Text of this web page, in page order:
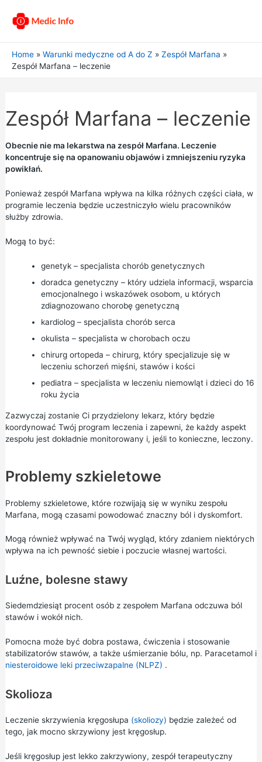
Home Warunki medyczne od A do Z
Zespół Marfana
Zespół Marfana – leczenie
Zespół Marfana – leczenie
Obecnie nie ma lekarstwa na zespół Marfana. Leczenie
koncentruje się na opanowaniu objawów i zmniejszeniu ryzyka
powikłań.
Ponieważ zespół Marfana wpływa na kilka różnych części ciała, w
programie leczenia będzie uczestniczyło wielu pracowników
służby zdrowia.
Mogą to być:
genetyk – specjalista chorób genetycznych
doradca genetyczny – który udziela informacji, wsparcia
emocjonalnego i wskazówek osobom, u których
zdiagnozowano chorobę genetyczną
kardiolog – specjalista chorób serca
okulista – specjalista w chorobach oczu
chirurg ortopeda – chirurg, który specjalizuje się w
leczeniu schorzeń mięśni, stawów i kości
pediatra – specjalista w leczeniu niemowląt i dzieci do 16
roku życia
Zazwyczaj zostanie Ci przydzielony lekarz, który będzie
koordynować Twój program leczenia i zapewni, że każdy aspekt
zespołu jest dokładnie monitorowany i, jeśli to konieczne, leczony.
Problemy szkieletowe
Problemy szkieletowe, które rozwijają się w wyniku zespołu
Marfana, mogą czasami powodować znaczny ból i dyskomfort.
Mogą również wpływać na Twój wygląd, który zdaniem niektórych
wpływa na ich pewność siebie i poczucie własnej wartości.
Luźne, bolesne stawy
Siedemdziesiąt procent osób z zespołem Marfana odczuwa ból
stawów i wokół nich.
Pomocna może być dobra postawa, ćwiczenia i stosowanie
stabilizatorów stawów, a także uśmierzanie bólu, np. Paracetamoli
niesteroidowe leki przeciwzapalne (NLPZ) .
Skolioza
Leczenie skrzywienia kręgosłupa (skoliozy) będzie zależeć od
tego, jak mocno skrzywiony jest kręgosłup.
Jeśli kręgosłup jest lekko zakrzywiony, zespół terapeutyczny